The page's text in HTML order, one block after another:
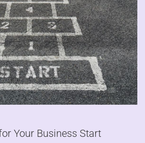
Your Business Start